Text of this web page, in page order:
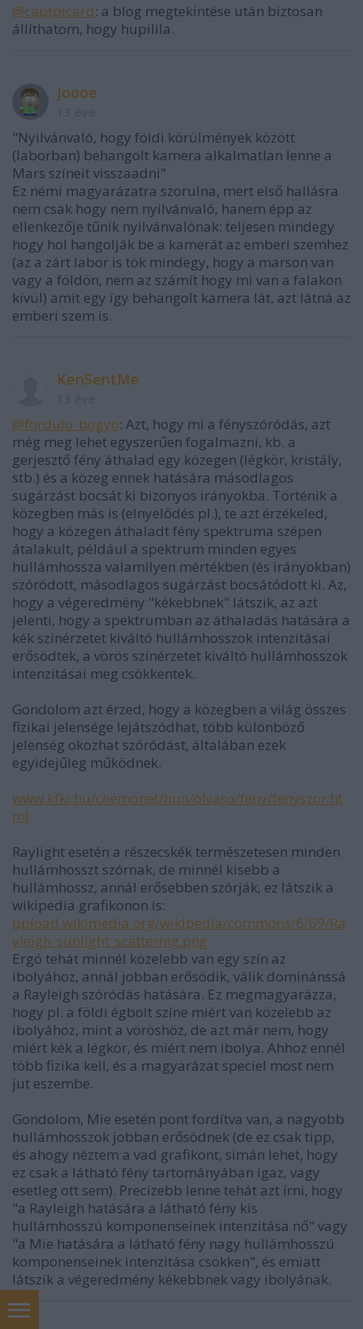
@captpicard: a blog megtekintése után biztosan
állíthatom, hogy hupilila.
Joooe
"Nyilvánvaló, hogy földi körülmények között
(laborban) behangolt kamera alkalmatlan lenne a
Mars színeit visszaadni"
Ez némi magyarázatra szorulna, mert első hallásra
nem csak hogy nem nyilvánvaló, hanem épp az
ellenkezője tűnik nyilvánvalónak: teljesen mindegy
hogy hol hangolják be a kamerát az emberi szemhez
(az a zárt labor is tök mindegy, hogy a marson van
vagy a földön, nem az számít hogy mi van a falakon
kívül) amit egy így behangolt kamera lát, azt látná az
emberi szem is.
KenSentMe
@fordulo_bogyo: Azt, hogy mi a fényszóródás, azt
még meg lehet egyszerűen fogalmazni, kb. a
gerjesztő fény áthalad egy közegen (légkör, kristály,
stb.) és a közeg ennek hatására másodlagos
sugárzást bocsát ki bizonyos irányokba. Történik a
közegben más is (elnyelődés pl.), te azt érzékeled,
hogy a közegen áthaladt fény spektruma szépen
átalakult, például a spektrum minden egyes
hullámhossza valamilyen mértékben (és irányokban)
szóródott, másodlagos sugárzást bocsátódott ki. Az,
hogy a végeredmény "kékebbnek" látszik, az azt
jelenti, hogy a spektrumban az áthaladás hatására a
kék színérzetet kiváltó hullámhosszok intenzitásai
erősödtek, a vörös színérzetet kiváltó hullámhosszok
intenzitásai meg csökkentek.
Gondolom azt érzed, hogy a közegben a világ összes
fizikai jelensége lejátszódhat, több különböző
jelenség okozhat szóródást, általában ezek
egyidejűleg működnek.
www.kfki.hu/chemonet/hun/olvaso/feny/fenyszor.ht
ml
Raylight esetén a részecskék természetesen minden
hullámhosszt szórnak, de minnél kisebb a
hullámhossz, annál erősebben szórják, ez látszik a
wikipedia grafikonon is:
upload.wikimedia.org/wikipedia/commons/6/69/Ra
yleigh_sunlight_scattering.png
Ergó tehát minnél közelebb van egy szín az
ibolyához, annál jobban erősödik, válik dominánssá
a Rayleigh szóródás hatására. Ez megmagyarázza,
hogy pl. a földi égbolt színe miért van közelebb az
ibolyához, mint a vöröshöz, de azt már nem, hogy
miért kék a légkör, és miért nem ibolya. Ahhoz ennél
több fizika kell, és a magyarázat speciel most nem
jut eszembe.
Gondolom, Mie esetén pont fordítva van, a nagyobb
hullámhosszok jobban erősödnek (de ez csak tipp,
és ahogy néztem a vad grafikont, simán lehet, hogy
ez csak a látható fény tartományában igaz, vagy
esetleg ott sem). Precízebb lenne tehát azt írni, hogy
"a Rayleigh hatására a látható fény kis
hullámhosszú komponenseinek intenzitása nő" vagy
"a Mie hatására a látható fény nagy hullámhosszú
komponenseinek intenzitása csökken", és emiatt
látszik a végeredmény kékebbnek vagy ibolyának.